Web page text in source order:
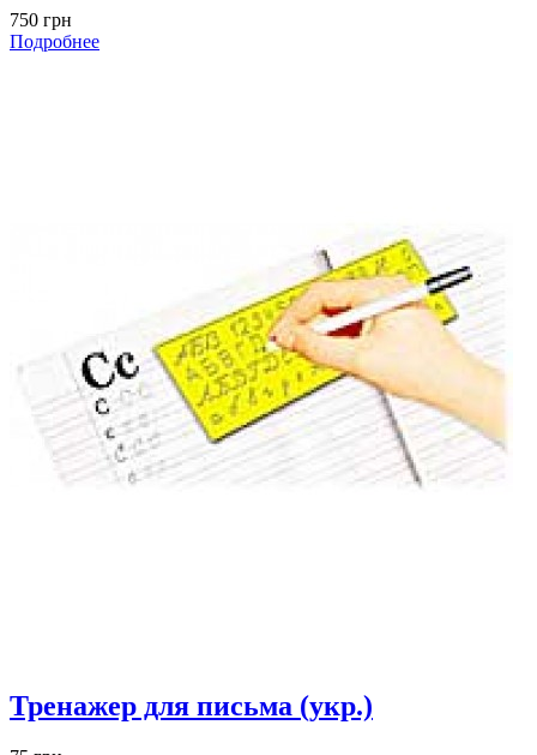
750 грн
Подробнее
Тренажер для письма (укр.)